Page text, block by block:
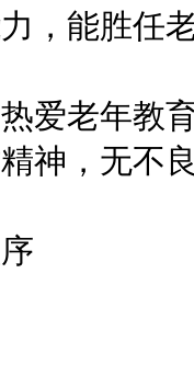
，能胜任
老年教育
神，无不